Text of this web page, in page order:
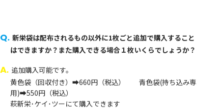
Q. 新栄袋は配布されるもの以外に1枚ごと追加で購入すること
はできますか？また購入できる場合１枚いくらでしょうか？
A. 追加購入可能です。
黄色袋（回収付き）➡660円（税込） 青色袋(持ち込み専
用)➡550円（税込）
萩新栄･ケイ･ツーにて購入できます